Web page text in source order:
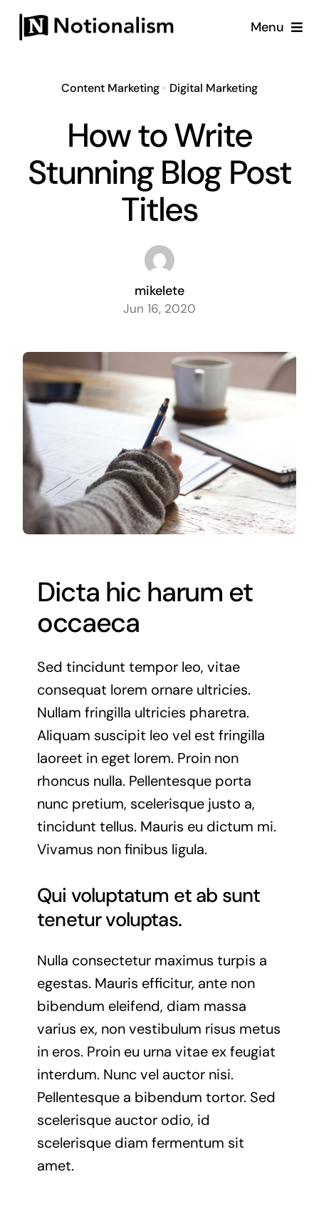
Skip
Menu
Content Marketing • Digital Marketing
How to Write
Stunning Blog Post
Titles
mikelete
Jun 16, 2020
Dicta hic harum et
occaeca
Sed tincidunt tempor leo, vitae
consequat lorem ornare ultricies.
Nullam fringilla ultricies pharetra.
Aliquam suscipit leo vel est fringilla
laoreet in eget lorem. Proin non
rhoncus nulla. Pellentesque porta
nunc pretium, scelerisque justo a,
tincidunt tellus. Mauris eu dictum mi.
Vivamus non finibus ligula.
Qui voluptatum et ab sunt
tenetur voluptas.
Nulla consectetur maximus turpis a
egestas. Mauris efficitur, ante non
bibendum eleifend, diam massa
varius ex, non vestibulum risus metus
in eros. Proin eu urna vitae ex feugiat
interdum. Nunc vel auctor nisi.
Pellentesque a bibendum tortor. Sed
scelerisque auctor odio, id
scelerisque diam fermentum sit
amet.